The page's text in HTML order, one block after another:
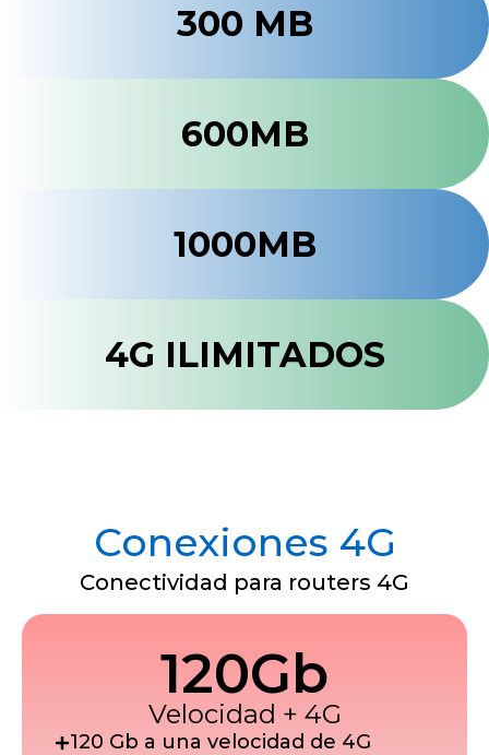
300 MB​
600MB
1000MB
4G ILIMITADOS
Conexiones 4G
Conectividad para routers 4G
120Gb
Velocidad + 4G
120 Gb a una velocidad de 4G